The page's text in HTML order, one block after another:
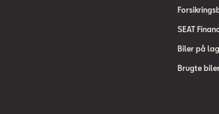
SEAT
Biler på
Brugte